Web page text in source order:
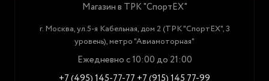
Магазин в ТРК "СпортЕХ"
г. Москва, ул.5-я Кабельная, дом 2 (ТРК "СпортЕХ", 3
уровень), метро "Авиамоторная"
Ежедневно с 10:00 до 21:00